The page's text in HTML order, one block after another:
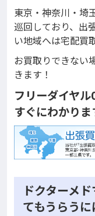
東京・神奈川・埼
巡回しており、出
い地域へは宅配買
お買取りできない
きます！
フリーダイヤ
すぐにわかりま
ドクターメ
てもうらうに